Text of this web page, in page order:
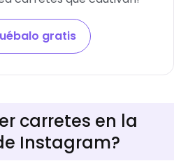
gratis
carretes en la
Instagram?